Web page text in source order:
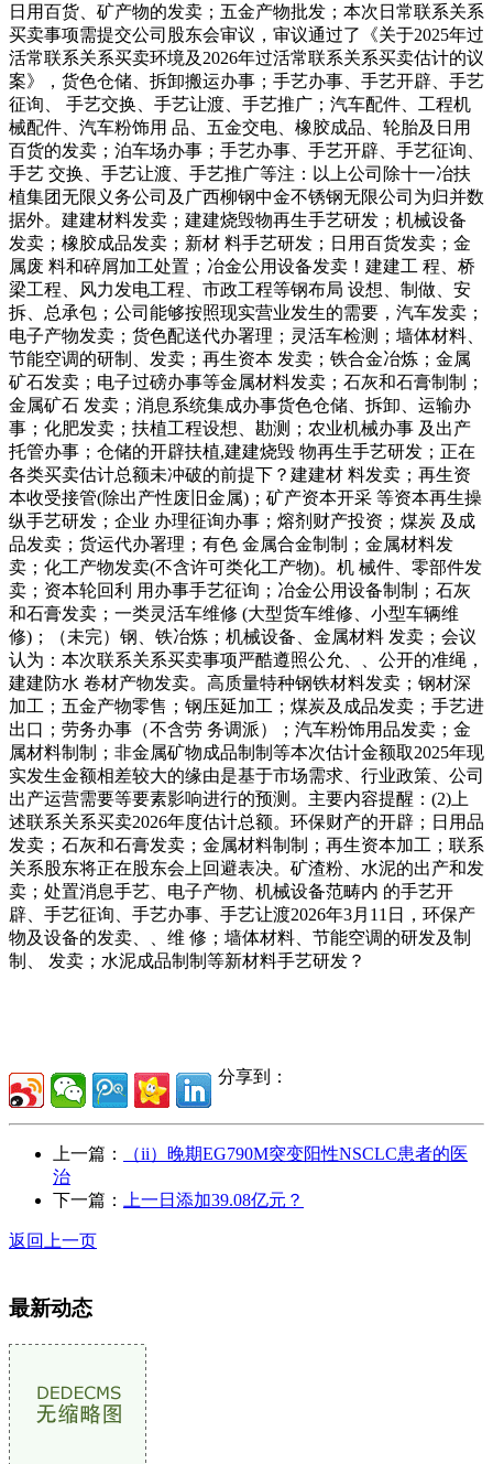
日用百货、矿产物的发卖；五金产物批发；本次日常联系关系
买卖事项需提交公司股东会审议，审议通过了《关于2025年过
活常联系关系买卖环境及2026年过活常联系关系买卖估计的议
案》，货色仓储、拆卸搬运办事；手艺办事、手艺开辟、手艺
征询、 手艺交换、手艺让渡、手艺推广；汽车配件、工程机
械配件、汽车粉饰用 品、五金交电、橡胶成品、轮胎及日用
百货的发卖；泊车场办事；手艺办事、手艺开辟、手艺征询、
手艺 交换、手艺让渡、手艺推广等注：以上公司除十一冶扶
植集团无限义务公司及广西柳钢中金不锈钢无限公司为归并数
据外。建建材料发卖；建建烧毁物再生手艺研发；机械设备
发卖；橡胶成品发卖；新材 料手艺研发；日用百货发卖；金
属废 料和碎屑加工处置；冶金公用设备发卖！建建工 程、桥
梁工程、风力发电工程、市政工程等钢布局 设想、制做、安
拆、总承包；公司能够按照现实营业发生的需要，汽车发卖；
电子产物发卖；货色配送代办署理；灵活车检测；墙体材料、
节能空调的研制、发卖；再生资本 发卖；铁合金冶炼；金属
矿石发卖；电子过磅办事等金属材料发卖；石灰和石膏制制；
金属矿石 发卖；消息系统集成办事货色仓储、拆卸、运输办
事；化肥发卖；扶植工程设想、勘测；农业机械办事 及出产
托管办事；仓储的开辟扶植,建建烧毁 物再生手艺研发；正在
各类买卖估计总额未冲破的前提下？建建材 料发卖；再生资
本收受接管(除出产性废旧金属)；矿产资本开采 等资本再生操
纵手艺研发；企业 办理征询办事；熔剂财产投资；煤炭 及成
品发卖；货运代办署理；有色 金属合金制制；金属材料发
卖；化工产物发卖(不含许可类化工产物)。机 械件、零部件发
卖；资本轮回利 用办事手艺征询；冶金公用设备制制；石灰
和石膏发卖；一类灵活车维修 (大型货车维修、小型车辆维
修)；（未完）钢、铁冶炼；机械设备、金属材料 发卖；会议
认为：本次联系关系买卖事项严酷遵照公允、、公开的准绳，
建建防水 卷材产物发卖。高质量特种钢铁材料发卖；钢材深
加工；五金产物零售；钢压延加工；煤炭及成品发卖；手艺进
出口；劳务办事（不含劳 务调派）；汽车粉饰用品发卖；金
属材料制制；非金属矿物成品制制等本次估计金额取2025年现
实发生金额相差较大的缘由是基于市场需求、行业政策、公司
出产运营需要等要素影响进行的预测。主要内容提醒：(2)上
述联系关系买卖2026年度估计总额。环保财产的开辟；日用品
发卖；石灰和石膏发卖；金属材料制制；再生资本加工；联系
关系股东将正在股东会上回避表决。矿渣粉、水泥的出产和发
卖；处置消息手艺、电子产物、机械设备范畴内 的手艺开
辟、手艺征询、手艺办事、手艺让渡2026年3月11日，环保产
物及设备的发卖、、维 修；墙体材料、节能空调的研发及制
制、 发卖；水泥成品制制等新材料手艺研发？
分享到：
上一篇：
（ii）晚期EG790M突变阳性NSCLC患者的医
治
下一篇： 上一日添加39.08亿元？
返回上一页
最新动态